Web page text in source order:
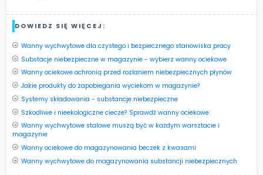
DOWIEDZ SIĘ WIĘCEJ:
Wanny wychwytowe dla czystego i bezpiecznego stanowiska pracy
Substacje niebezpieczne w magazynie - wybierz wanny ociekowe
Wanny ociekowe ochronią przed rozlaniem niebezpiecznych płynów
Jakie produkty do zapobiegania wyciekom w magazynie?
Systemy składowania - substancje niebezpieczne
Szkodliwe i nieekologiczne ciecze? Sprawdź wanny ociekowe
Wanny wychwytowe stalowe muszą być w każdym warsztacie i
magazynie
Wanny ociekowe do magazynowania beczek z kwasami
Wanny wychwytowe do magazynowania substancji niebezpiecznych